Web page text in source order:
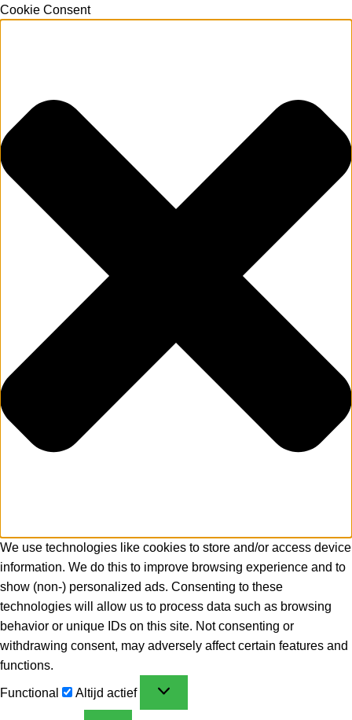
Cookie Consent
We use technologies like cookies to store and/or access device
information. We do this to improve browsing experience and to
show (non-) personalized ads. Consenting to these
technologies will allow us to process data such as browsing
behavior or unique IDs on this site. Not consenting or
withdrawing consent, may adversely affect certain features and
functions.
Functional Altijd actief